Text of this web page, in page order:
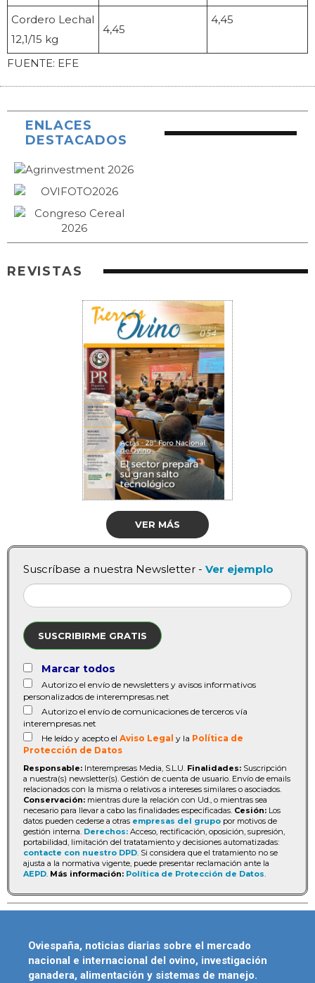
Cordero Lechal
12,1/15 kg
4,45
4,45
FUENTE: EFE
ENLACES
DESTACADOS
REVISTAS
VER MÁS
Suscríbase a nuestra Newsletter - Ver ejemplo
SUSCRIBIRME GRATIS
Marcar todos
Autorizo el envío de newsletters y avisos informativos
personalizados de interempresas.net
Autorizo el envío de comunicaciones de terceros vía
interempresas.net
He leído y acepto el Aviso Legal y la Política de
Protección de Datos
Responsable: Interempresas Media, S.L.U. Finalidades: Suscripción
a nuestra(s) newsletter(s). Gestión de cuenta de usuario. Envío de emails
relacionados con la misma o relativos a intereses similares o asociados.
Conservación: mientras dure la relación con Ud., o mientras sea
necesario para llevar a cabo las finalidades especificadas. Cesión: Los
datos pueden cederse a otras empresas del grupo por motivos de
gestión interna. Derechos: Acceso, rectificación, oposición, supresión,
portabilidad, limitación del tratatamiento y decisiones automatizadas:
contacte con nuestro DPD . Si considera que el tratamiento no se
ajusta a la normativa vigente, puede presentar reclamación ante la
AEPD Más información: Política de Protección de Datos
Oviespaña, noticias diarias sobre el mercado
nacional e internacional del ovino, investigación
ganadera, alimentación y sistemas de manejo.